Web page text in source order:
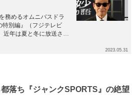
務めるオムニバスドラ
特別編』（フジテレビ
年は夏と冬に放送され
2023.05.31
落ち『ジャンクSPORTS』の絶望